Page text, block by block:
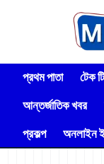
প্রথম পাতা টেক
আন্তর্জাতিক খবর
প্রকল্প
অনলাইন